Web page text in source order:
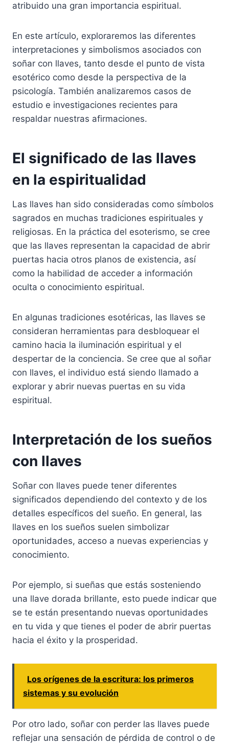
atribuido una gran importancia espiritual.
En este artículo, exploraremos las diferentes
interpretaciones y simbolismos asociados con
soñar con llaves, tanto desde el punto de vista
esotérico como desde la perspectiva de la
psicología. También analizaremos casos de
estudio e investigaciones recientes para
respaldar nuestras afirmaciones.
El significado de las llaves
en la espiritualidad
Las llaves han sido consideradas como símbolos
sagrados en muchas tradiciones espirituales y
religiosas. En la práctica del esoterismo, se cree
que las llaves representan la capacidad de abrir
puertas hacia otros planos de existencia, así
como la habilidad de acceder a información
oculta o conocimiento espiritual.
En algunas tradiciones esotéricas, las llaves se
consideran herramientas para desbloquear el
camino hacia la iluminación espiritual y el
despertar de la conciencia. Se cree que al soñar
con llaves, el individuo está siendo llamado a
explorar y abrir nuevas puertas en su vida
espiritual.
Interpretación de los sueños
con llaves
Soñar con llaves puede tener diferentes
significados dependiendo del contexto y de los
detalles específicos del sueño. En general, las
llaves en los sueños suelen simbolizar
oportunidades, acceso a nuevas experiencias y
conocimiento.
Por ejemplo, si sueñas que estás sosteniendo
una llave dorada brillante, esto puede indicar que
se te están presentando nuevas oportunidades
en tu vida y que tienes el poder de abrir puertas
hacia el éxito y la prosperidad.
Los orígenes de la escritura: los primeros
sistemas y su evolución
Por otro lado, soñar con perder las llaves puede
reflejar una sensación de pérdida de control o de